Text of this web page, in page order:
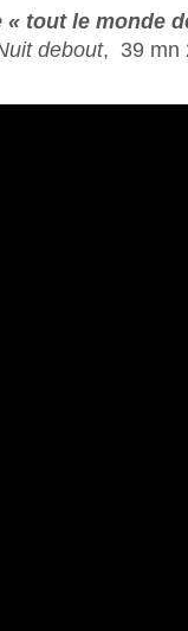
tout le monde
debout, 39 mn